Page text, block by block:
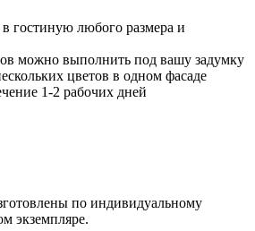
гостиную любого размера и
можно выполнить под вашу задумку
цветов в одном фасаде
1-2 рабочих дней
по индивидуальному
экземпляре.